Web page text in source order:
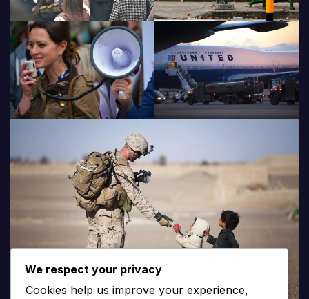
We respect your privacy
Cookies help us improve your experience,